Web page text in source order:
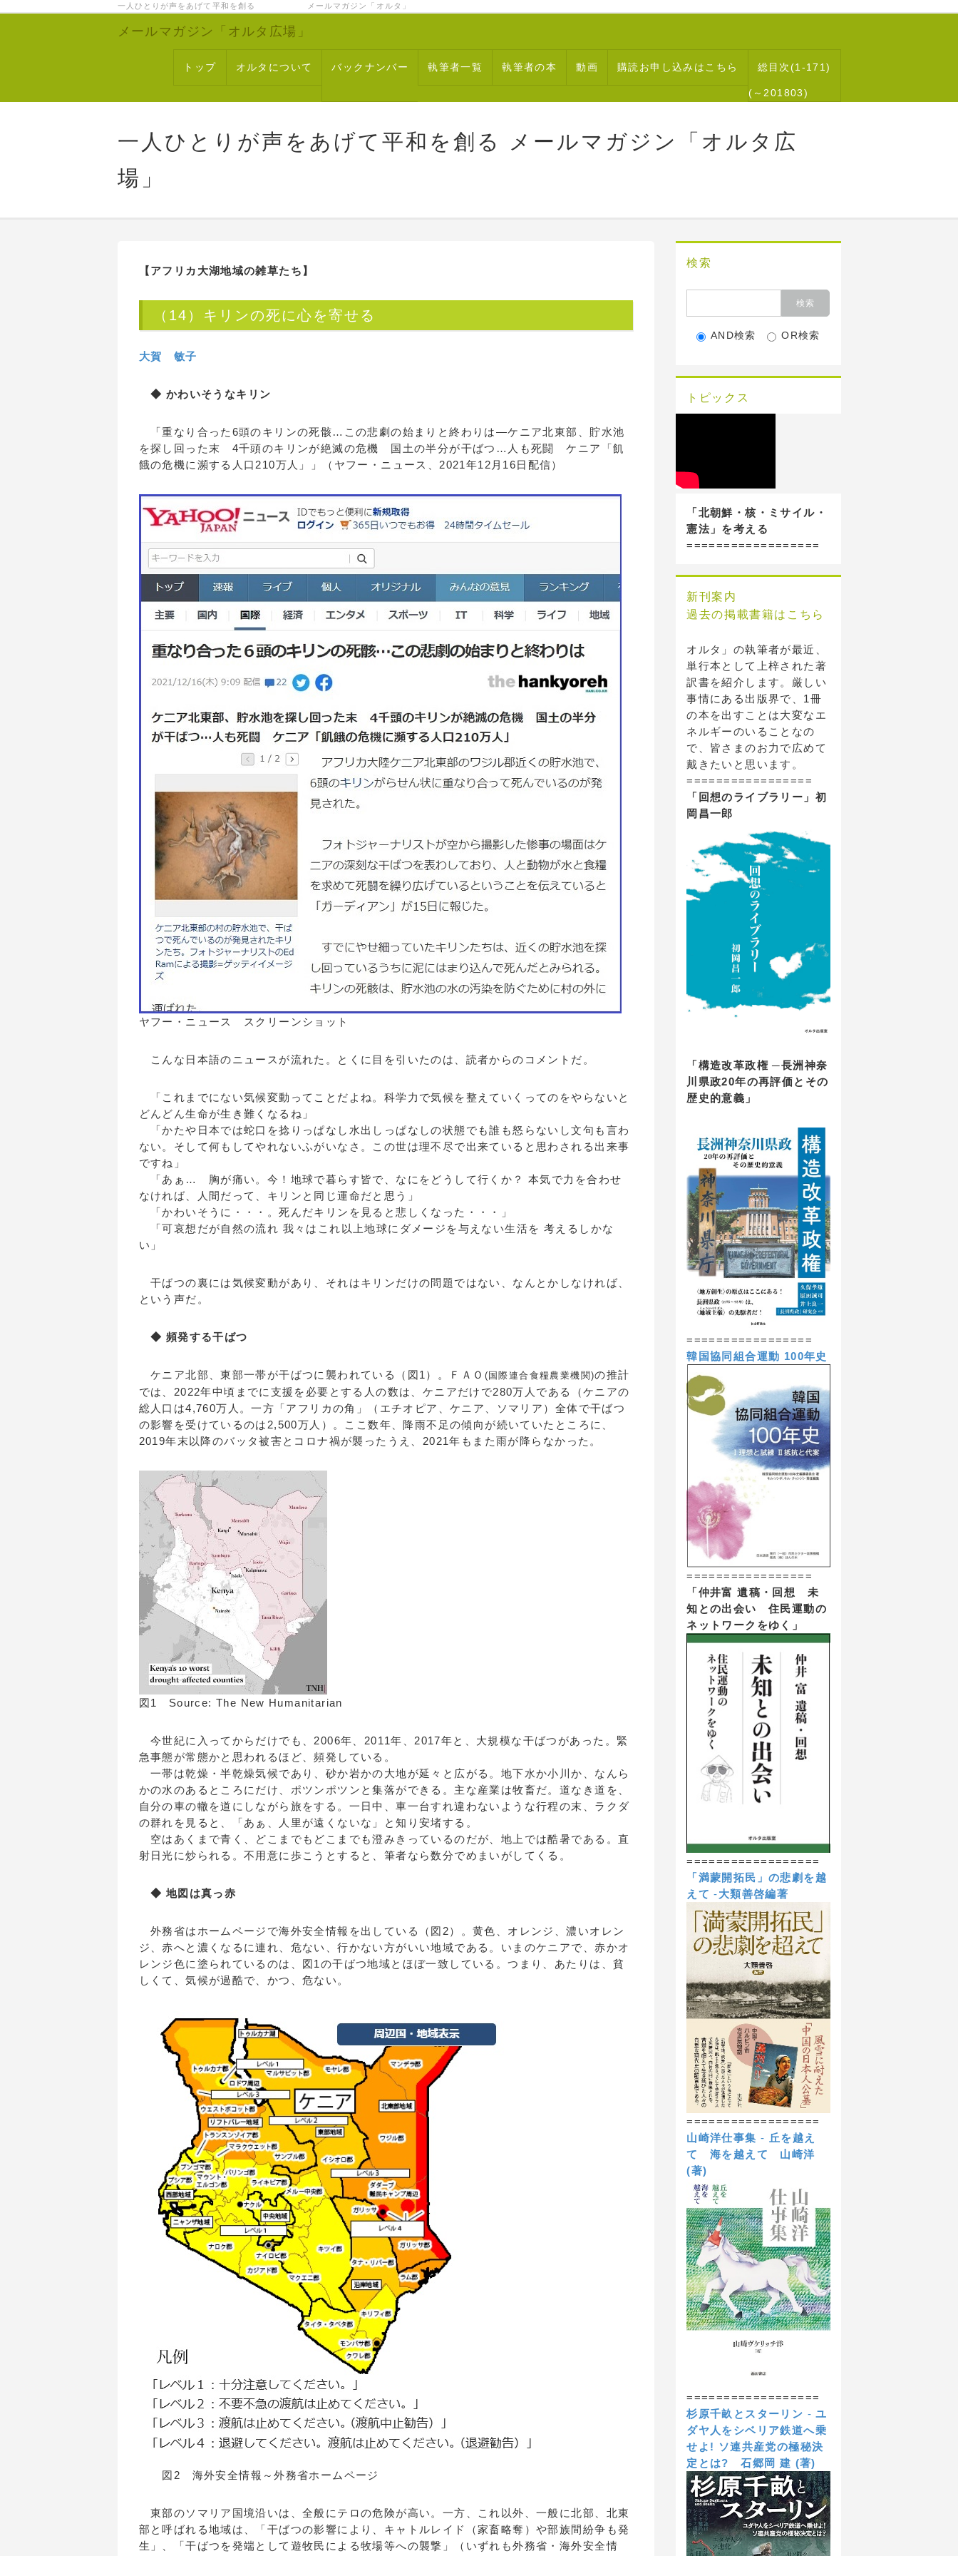
一人ひとりが声をあげて平和を創る メールマガジン「オルタ」
メールマガジン「オルタ広場」
トップ オルタについて バックナンバー 執筆者一覧 執筆者の本 動画 購読お申し込みはこちら 総目次(1-171)
(～201803)
一人ひとりが声をあげて平和を創る メールマガジン「オルタ広
場」
【アフリカ大湖地域の雑草たち】
（14）キリンの死に心を寄せる
大賀 敏子
◆ かわいそうなキリン
「重なり合った6頭のキリンの死骸…この悲劇の始まりと終わりは―ケニア北東部、貯水池
を探し回った末 4千頭のキリンが絶滅の危機 国土の半分が干ばつ…人も死闘 ケニア「飢
餓の危機に瀕する人口210万人」」（ヤフー・ニュース、2021年12月16日配信）
ヤフー・ニュース スクリーンショット
こんな日本語のニュースが流れた。とくに目を引いたのは、読者からのコメントだ。
「これまでにない気候変動ってことだよね。科学力で気候を整えていくってのをやらないと
どんどん生命が生き難くなるね」
「かたや日本では蛇口を捻りっぱなし水出しっぱなしの状態でも誰も怒らないし文句も言わ
ない。そして何もしてやれないふがいなさ。この世は理不尽で出来ていると思わされる出来事
ですね」
「あぁ… 胸が痛い。今！地球で暮らす皆で、なにをどうして行くか？ 本気で力を合わせ
なければ、人間だって、キリンと同じ運命だと思う」
「かわいそうに・・・。死んだキリンを見ると悲しくなった・・・」
「可哀想だが自然の流れ 我々はこれ以上地球にダメージを与えない生活を 考えるしかな
い」
干ばつの裏には気候変動があり、それはキリンだけの問題ではない、なんとかしなければ、
という声だ。
◆ 頻発する干ばつ
ケニア北部、東部一帯が干ばつに襲われている（図1）。ＦＡＯ (国際連合食糧農業機関)の推計
では、2022年中頃までに支援を必要とする人の数は、ケニアだけで280万人である（ケニアの
総人口は4,760万人。一方「アフリカの角」（エチオピア、ケニア、ソマリア）全体で干ばつ
の影響を受けているのは2,500万人）。ここ数年、降雨不足の傾向が続いていたところに、
2019年末以降のバッタ被害とコロナ禍が襲ったうえ、2021年もまた雨が降らなかった。
図1 Source: The New Humanitarian
今世紀に入ってからだけでも、2006年、2011年、2017年と、大規模な干ばつがあった。緊
急事態が常態かと思われるほど、頻発している。
一帯は乾燥・半乾燥気候であり、砂か岩かの大地が延々と広がる。地下水か小川か、なんら
かの水のあるところにだけ、ポツンポツンと集落ができる。主な産業は牧畜だ。道なき道を、
自分の車の轍を道にしながら旅をする。一日中、車一台すれ違わないような行程の末、ラクダ
の群れを見ると、「あぁ、人里が遠くないな」と知り安堵する。
空はあくまで青く、どこまでもどこまでも澄みきっているのだが、地上では酷暑である。直
射日光に炒られる。不用意に歩こうとすると、筆者なら数分でめまいがしてくる。
◆ 地図は真っ赤
外務省はホームページで海外安全情報を出している（図2）。黄色、オレンジ、濃いオレン
ジ、赤へと濃くなるに連れ、危ない、行かない方がいい地域である。いまのケニアで、赤かオ
レンジ色に塗られているのは、図1の干ばつ地域とほぼ一致している。つまり、あたりは、貧
しくて、気候が過酷で、かつ、危ない。
図2 海外安全情報～外務省ホームページ
東部のソマリア国境沿いは、全般にテロの危険が高い。一方、これ以外、一般に北部、北東
部と呼ばれる地域は、「干ばつの影響により、キャトルレイド（家畜略奪）や部族間紛争も発
生」、「干ばつを発端として遊牧民による牧場等への襲撃」（いずれも外務省・海外安全情
検索
AND検索 OR検索
トピックス
「北朝鮮・核・ミサイル・
憲法」を考える
==================
新刊案内
過去の掲載書籍はこちら
オルタ」の執筆者が最近、
単行本として上梓された著
訳書を紹介します。厳しい
事情にある出版界で、1冊
の本を出すことは大変なエ
ネルギーのいることなの
で、皆さまのお力で広めて
戴きたいと思います。
=================
「回想のライブラリー」初
岡昌一郎
「構造改革政権 ─長洲神奈
川県政20年の再評価とその
歴史的意義」
=================
韓国協同組合運動 100年史
=================
「仲井富 遺稿・回想 未
知との出会い 住民運動の
ネットワークをゆく」
==================
「満蒙開拓民」の悲劇を越
えて -大類善啓編著
==================
山崎洋仕事集 - 丘を越え
て 海を越えて
山崎洋
(著)
==================
杉原千畝とスターリン -ユ
ダヤ人をシベリア鉄道へ乗
せよ! ソ連共産党の極秘決
定とは?
石郷岡 建 (著)